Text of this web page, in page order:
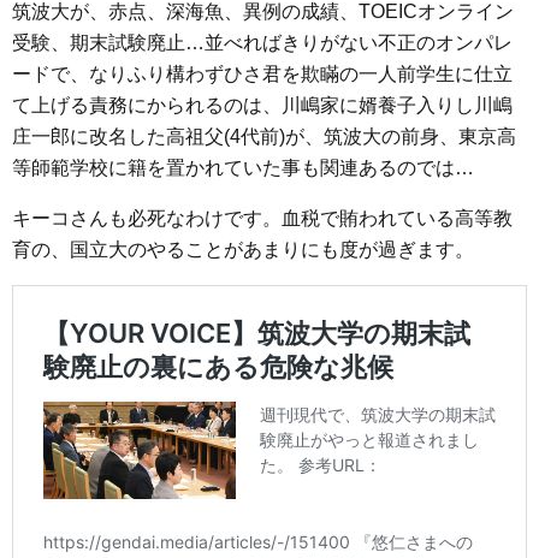
筑波大が、赤点、深海魚、異例の成績、TOEICオンライン
受験、期末試験廃止…並べればきりがない不正のオンパレ
ードで、なりふり構わずひさ君を欺瞞の一人前学生に仕立
て上げる責務にかられるのは、川嶋家に婿養子入りし川嶋
庄一郎に改名した高祖父(4代前)が、筑波大の前身、東京高
等師範学校に籍を置かれていた事も関連あるのでは…
キーコさんも必死なわけです。血税で賄われている高等教
育の、国立大のやることがあまりにも度が過ぎます。